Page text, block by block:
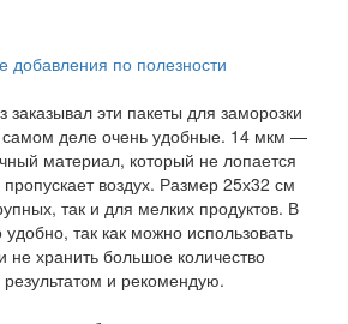
добавления по полезности
заказывал эти пакеты для заморозки
самом деле очень удобные. 14 мкм —
материал, который не лопается
воздух. Размер 25х32 см
так и для мелких продуктов. В
так как можно использовать
не хранить большое количество
и рекомендую.